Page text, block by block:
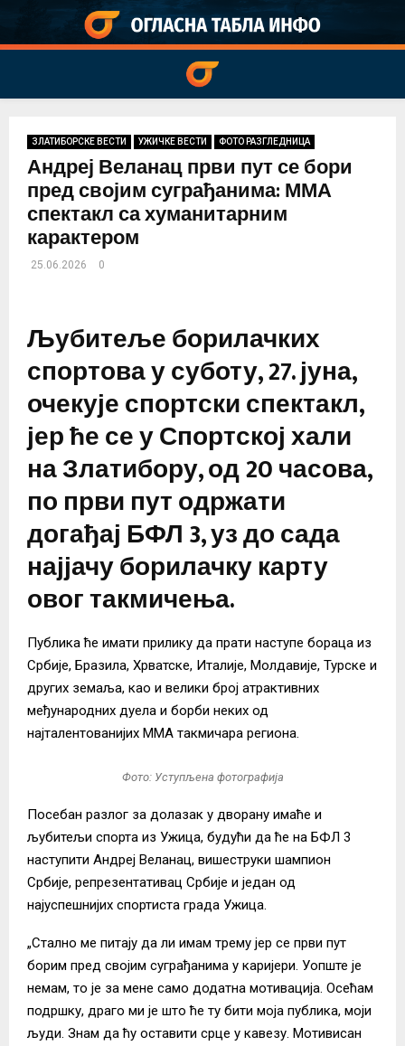
PRIMARY
MENU
ЗЛАТИБОРСКЕ ВЕСТИ УЖИЧКЕ ВЕСТИ ФОТО РАЗГЛЕДНИЦА
Андреј Веланац први пут се бори
пред својим суграђанима: ММА
спектакл са хуманитарним
карактером
25.06.2026 0
Љубитеље борилачких
спортова у суботу, 27. јуна,
очекује спортски спектакл,
јер ће се у Спортској хали
на Златибору, од 20 часова,
по први пут одржати
догађај БФЛ 3, уз до сада
најјачу борилачку карту
овог такмичења.
Публика ће имати прилику да прати наступе бораца из
Србије, Бразила, Хрватске, Италије, Молдавије, Турске и
других земаља, као и велики број атрактивних
међународних дуела и борби неких од
најталентованијих ММА такмичара региона.
Фото: Уступљена фотографија
Посебан разлог за долазак у дворану имаће и
љубитељи спорта из Ужица, будући да ће на БФЛ 3
наступити Андреј Веланац, вишеструки шампион
Србије, репрезентативац Србије и један од
најуспешнијих спортиста града Ужица.
„Стално ме питају да ли имам трему јер се први пут
борим пред својим суграђанима у каријери. Уопште је
немам, то је за мене само додатна мотивација. Осећам
подршку, драго ми је што ће ту бити моја публика, моји
људи. Знам да ћу оставити срце у кавезу. Мотивисан